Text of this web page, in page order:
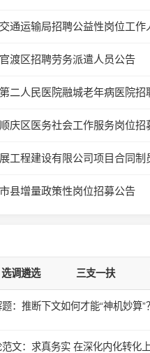
渡区招聘劳务派遣人员公告
县增量政策性岗位招募公告
选调遴选 三支一扶
：推断下文如何才能“神机妙算”？
文：求真务实 在深化内化转化